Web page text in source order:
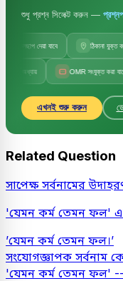
শুধু প্রশ্ন সিলেক্ট করুন —
দেয়া যাবে ঠিকানা যুক্ত করা যাবে
OMR সংযুক্ত করা যাবে
এখনই শুরু করুন
Related Question
সাপেক্ষ সর্বনামের
'যেমন কর্ম তেমন ফল'
’যেমন কর্ম তেমন ফল।’
সংযোগজ্ঞাপক সর্বনাম
'যেমন কর্ম তেমন ফল'